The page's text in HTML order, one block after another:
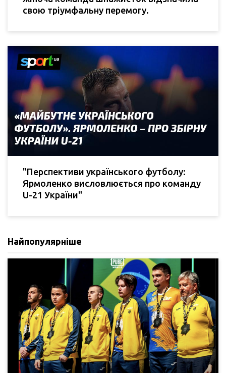
свою тріумфальну перемогу.
"Перспективи українського футболу:
Ярмоленко висловлюється про команду
U-21 України"
Найпопулярніше